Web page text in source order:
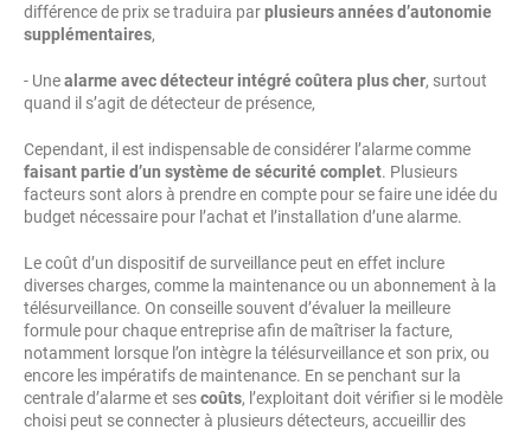
différence de prix se traduira parplusieurs années d’autonomie
supplémentaires,
- Unealarme avec détecteur intégré coûtera plus cher, surtout
quand il s’agit de détecteur de présence,
Cependant, il est indispensable de considérer l’alarme comme
faisant partie d’un système de sécurité complet. Plusieurs
facteurs sont alors à prendre en compte pour se faire une idée du
budget nécessaire pour l’achat et l’installation d’une alarme.
Le coût d’un dispositif de surveillance peut en effet inclure
diverses charges, comme la maintenance ou un abonnement à la
télésurveillance. On conseille souvent d’évaluer la meilleure
formule pour chaque entreprise afin de maîtriser la facture,
notamment lorsque l’on intègre la télésurveillance et son prix, ou
encore les impératifs de maintenance. En se penchant sur la
centrale d’alarme et sescoûts, l’exploitant doit vérifier si le modèle
choisi peut se connecter à plusieurs détecteurs, accueillir des